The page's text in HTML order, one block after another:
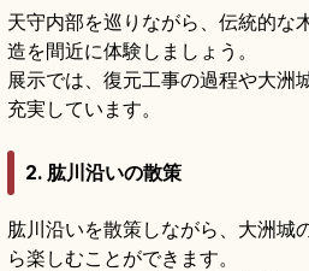
天守内部を巡りながら、伝統的な
造を間近に体験しましょう。
展示では、復元工事の過程や大洲
充実しています。
2. 肱川沿いの散策
肱川沿いを散策しながら、大洲城
ら楽しむことができます。